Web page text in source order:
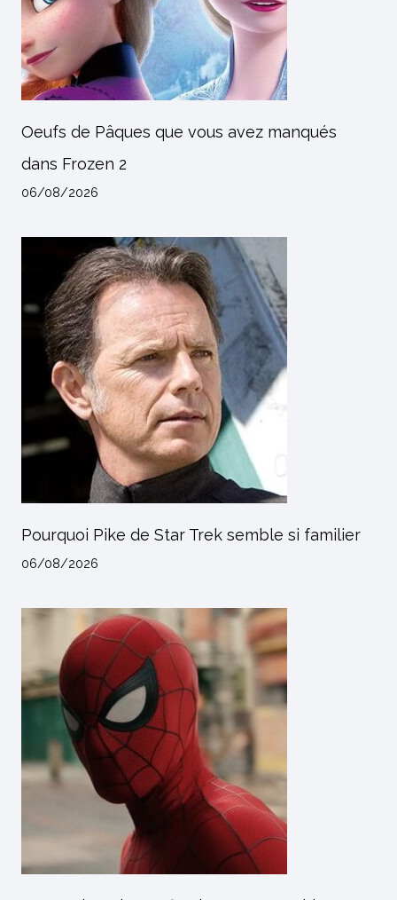
Oeufs de Pâques que vous avez manqués
dans Frozen 2
06/08/2026
Pourquoi Pike de Star Trek semble si familier
06/08/2026